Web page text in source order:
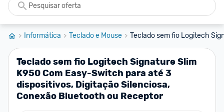
Informática Teclado e Mouse Teclado sem fio Logitech
Teclado sem fio Logitech Signature Slim
K950 Com Easy-Switch para até 3
dispositivos, Digitação Silenciosa,
Conexão Bluetooth ou Receptor